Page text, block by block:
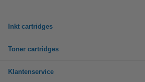
Inkt cartridges
Toner cartridges
Klantenservice